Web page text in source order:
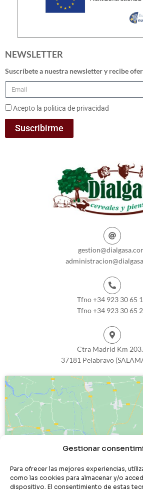
Gestionar
Para ofrecer las mejores experiencias,
como las cookies para almacenar y/o
dispositivo. El consentimiento de estas
NEWSLETTER
Suscríbete a nuestra newsletter y recibe
Acepto la politica de privacidad
Suscribirme
Tfno +34 923 30 65
Tfno +34 923 30 65
Ctra Madrid Km
37181 Pelabravo
Haz clic para aceptar